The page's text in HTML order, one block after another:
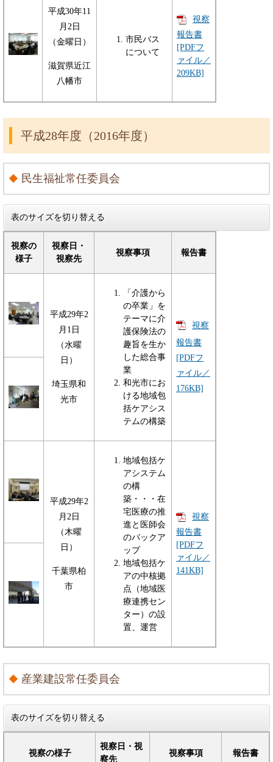
平成30年11
月2日
（金曜日）
滋賀県近江
八幡市
市民バス
について
視察
報告書
[PDFフ
ァイル／
209KB]
平成28年度（2016年度）
民生福祉常任委員会
表のサイズを切り替える
視察の
様子
視察日・
視察先
視察事項 報告書
平成29年2
月1日
（水曜
日）
埼玉県和
光市
「介護から
の卒業」を
テーマに介
護保険法の
趣旨を生か
した総合事
業
和光市にお
ける地域包
括ケアシス
テムの構築
視察
報告書
[PDFフ
ァイル／
176KB]
平成29年2
月2日
（木曜
日）
千葉県柏
市
地域包括ケ
アシステム
の構
築・・・在
宅医療の推
進と医師会
のバックア
ップ
地域包括ケ
アの中核拠
点（地域医
療連携セン
ター）の設
置、運営
視察
報告書
[PDFフ
ァイル／
141KB]
産業建設常任委員会
表のサイズを切り替える
視察の様子
視察日・視
察先
視察事項 報告書